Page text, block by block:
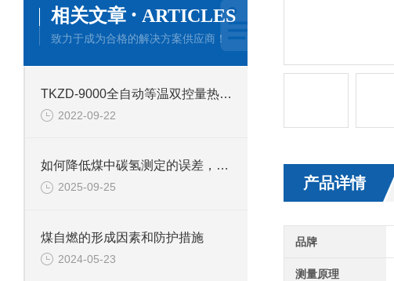
产品详情
品牌
测量原理
相关文章 · ARTICLES
致力于成为合格的解决方案供应商！
TKZD-9000全自动等温双控量热仪产品介绍
2022-09-22
如何降低煤中碳氢测定的误差，鹤壁新天科煤质检测
2025-09-25
煤自燃的形成因素和防护措施
2024-05-23